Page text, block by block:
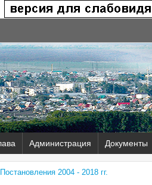
Администрация Документы
Постановления 2004 - 2018 гг.